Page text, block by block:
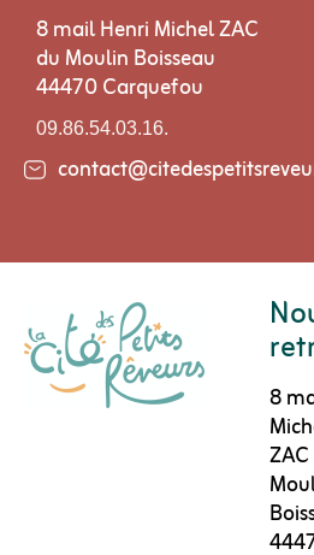
8 mail Henri Michel ZAC
du Moulin Boisseau
44470 Carquefou
09.86.54.03.16.
8